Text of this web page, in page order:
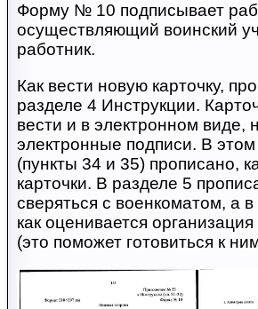
Форму № 10 подписывает
осуществляющий воинский
работник.
Как вести новую карточку,
разделе 4 Инструкции.
вести и в электронном виде,
электронные подписи. В
(пункты 34 и 35) прописано,
карточки. В разделе 5
сверяться с военкоматом, а
как оценивается
(это поможет готовиться к